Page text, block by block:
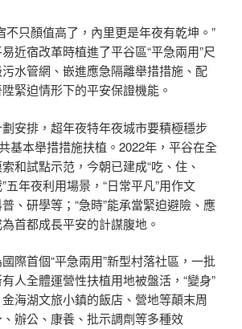
不只顏值高了，內里更是年夜有乾坤。”
近宿改革時植進了平谷區“平急兩用”尺
水管網、嵌進應急隔離舉措措施、配
緊迫情形下的平安保證機能。
安排，超年夜特年夜城市要積極穩步
基本舉措措施扶植。2022年，平谷在全
和試點示范，今朝已建成“吃、住、
五年夜利用場景，“日常平凡”用作文
、研學等；“急時”能承當緊迫避險、應
首都成長平安的計謀腹地。
際首個“平急兩用”新型村落社區，一批
人全體運營性扶植用地被盤活，“變身”
海湖文旅小鎮的飯店、營地等顛末周
辦公、康養、批示調劑等多種效